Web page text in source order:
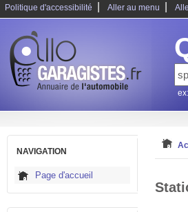
Politique d'accessibilité Aller au menu
NAVIGATION
Page d'accueil